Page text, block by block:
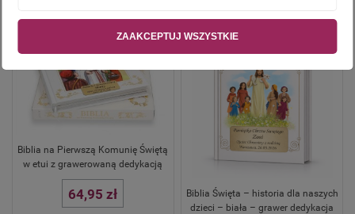
Biblia na Pierwszą Komunię Świętą
w etui z grawerowaną dedykacją
64,95 zł
Biblia Święta – historia dla naszych
dzieci – biała – grawer dedykacja
ZAAKCEPTUJ WSZYSTKIE